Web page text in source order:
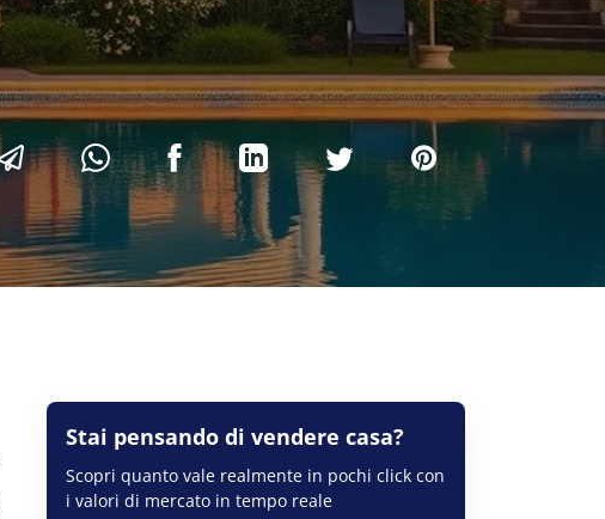
Stai pensando di vendere casa?
Scopri quanto vale realmente in pochi click con
i valori di mercato in tempo reale